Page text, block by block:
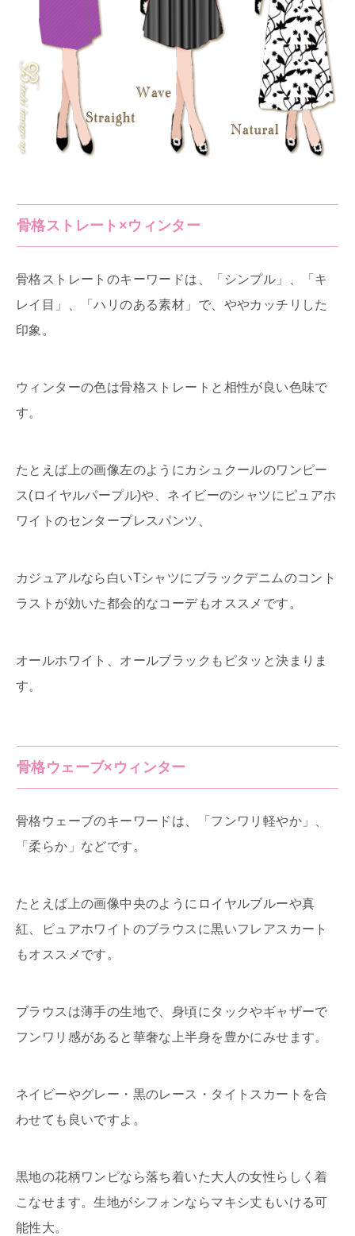
骨格ストレート×ウィンター
骨格ストレートのキーワードは、「シンプル」、「キ
レイ目」、「ハリのある素材」で、ややカッチリした
印象。
ウィンターの色は骨格ストレートと相性が良い色味で
す。
たとえば上の画像左のようにカシュクールのワンピー
ス(ロイヤルパープル)や、ネイビーのシャツにピュアホ
ワイトのセンタープレスパンツ、
カジュアルなら白いTシャツにブラックデニムのコント
ラストが効いた都会的なコーデもオススメです。
オールホワイト、オールブラックもピタッと決まりま
す。
骨格ウェーブ×ウィンター
骨格ウェーブのキーワードは、「フンワリ軽やか」、
「柔らか」などです。
たとえば上の画像中央のようにロイヤルブルーや真
紅、ピュアホワイトのブラウスに黒いフレアスカート
もオススメです。
ブラウスは薄手の生地で、身頃にタックやギャザーで
フンワリ感があると華奢な上半身を豊かにみせます。
ネイビーやグレー・黒のレース・タイトスカートを合
わせても良いですよ。
黒地の花柄ワンピなら落ち着いた大人の女性らしく着
こなせます。生地がシフォンならマキシ丈もいける可
能性大。